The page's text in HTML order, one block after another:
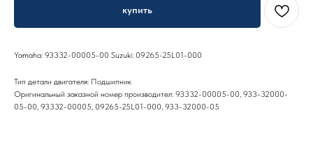
купить
Yamaha: 93332-00005-00 Suzuki: 09265-25L01-000
Тип детали двигателя: Подшипник
Оригинальный заказной номер производител: 93332-00005-00, 933-32000-
05-00, 93332-00005, 09265-25L01-000, 933-32000-05